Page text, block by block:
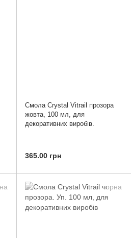
Смола Crystal Vitrail прозора
жовта, 100 мл, для
декоративних виробів.
365.00 грн